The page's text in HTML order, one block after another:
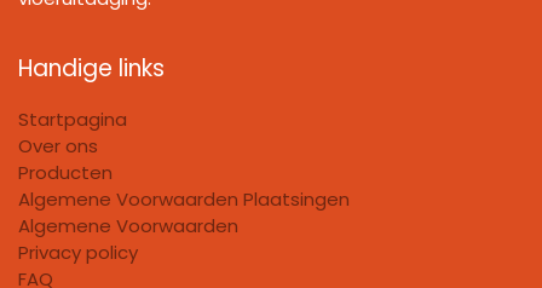
Handige links
Startpagina
Over ons
Producten
Algemene Voorwaarden Plaatsingen
Algemene Voorwaarden
Privacy policy
FAQ